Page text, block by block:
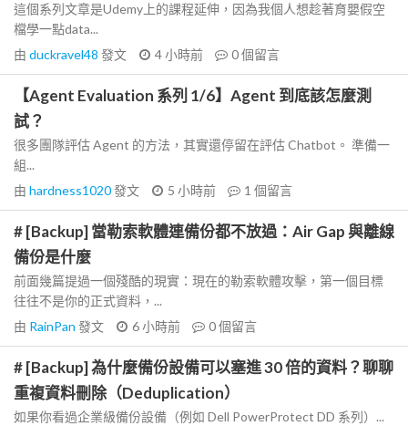
這個系列文章是Udemy上的課程延伸，因為我個人想趁著育嬰假空
檔學一點data...
由 duckravel48 發文 4 小時前 0個留言
【Agent Evaluation 系列 1/6】Agent 到底該怎麼測
試？
很多團隊評估 Agent 的方法，其實還停留在評估 Chatbot。 準備一
組...
由 hardness1020發文 5 小時前 1 個留言
# [Backup] 當勒索軟體連備份都不放過：Air Gap 與離線
備份是什麼
前面幾篇提過一個殘酷的現實：現在的勒索軟體攻擊，第一個目標
往往不是你的正式資料，...
由 RainPan 發文 6 小時前 0個留言
# [Backup] 為什麼備份設備可以塞進 30 倍的資料？聊聊
重複資料刪除（Deduplication）
如果你看過企業級備份設備（例如 Dell PowerProtect DD 系列）...